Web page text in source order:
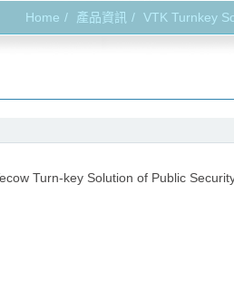
Home 產品資訊 VTK Turnkey
Turn-key Solution of Public